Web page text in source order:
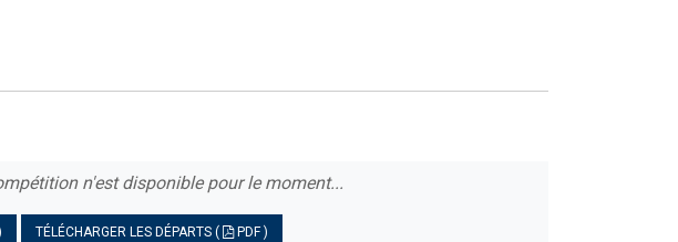
n'est disponible pour le moment...
TÉLÉCHARGER LES DÉPARTS ( PDF )